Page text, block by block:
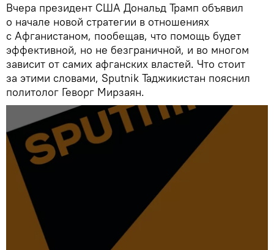
Вчера президент США Дональд Трамп объявил
о начале новой стратегии в отношениях
с Афганистаном, пообещав, что помощь будет
эффективной, но не безграничной, и во многом
зависит от самих афганских властей. Что стоит
за этими словами, Sputnik Таджикистан пояснил
политолог Геворг Мирзаян.